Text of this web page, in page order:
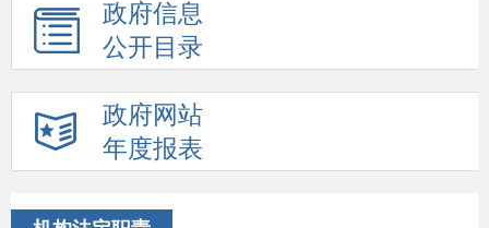
政府信息
公开目录
政府网站
年度报表